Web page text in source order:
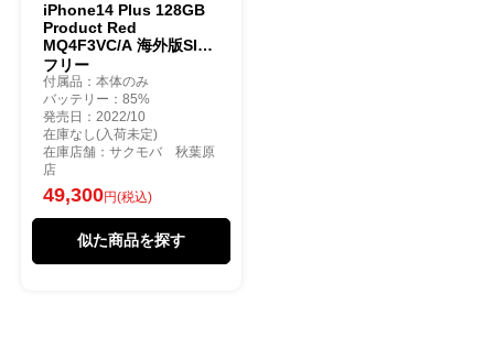
iPhone14 Plus 128GB
Product Red
MQ4F3VC/A 海外版SIM
フリー
付属品：本体のみ
バッテリー：85%
発売日：2022/10
在庫なし(入荷未定)
在庫店舗：サクモバ 秋葉原
店
49,300円(税込)
似た商品を探す